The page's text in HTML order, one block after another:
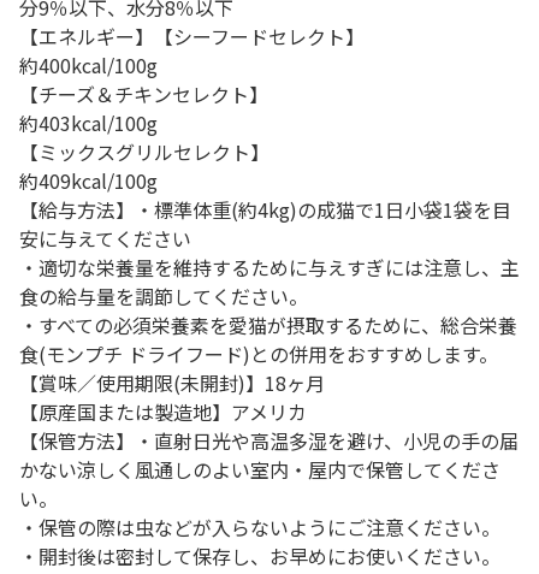
分9％以下、水分8％以下
【エネルギー】【シーフードセレクト】
約400kcal/100g
【チーズ＆チキンセレクト】
約403kcal/100g
【ミックスグリルセレクト】
約409kcal/100g
【給与方法】・標準体重(約4kg)の成猫で1日小袋1袋を目
安に与えてください
・適切な栄養量を維持するために与えすぎには注意し、主
食の給与量を調節してください。
・すべての必須栄養素を愛猫が摂取するために、総合栄養
食(モンプチ ドライフード)との併用をおすすめします。
【賞味／使用期限(未開封)】18ヶ月
【原産国または製造地】アメリカ
【保管方法】・直射日光や高温多湿を避け、小児の手の届
かない涼しく風通しのよい室内・屋内で保管してくださ
い。
・保管の際は虫などが入らないようにご注意ください。
・開封後は密封して保存し、お早めにお使いください。